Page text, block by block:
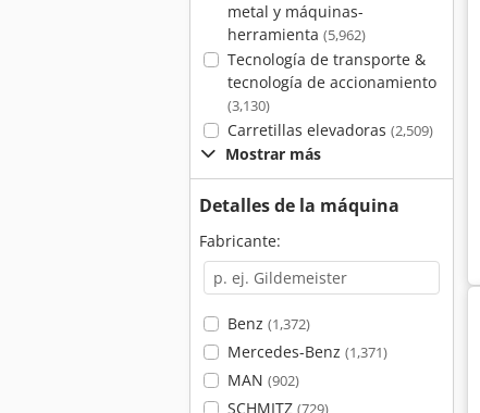
metal y máquinas-
herramienta (5,962)
Tecnología de transporte &
tecnología de accionamiento
(3,130)
Carretillas elevadoras (2,509)
Mostrar más
Detalles de la máquina
Fabricante:
Benz (1,372)
Mercedes-Benz (1,371)
MAN (902)
SCHMITZ (729)